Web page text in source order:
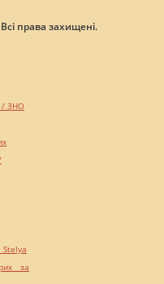
права захищені.
/ ЗНО
Stelya
за